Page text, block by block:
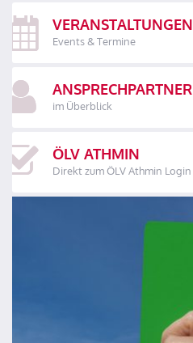
VERANSTALTUNGEN
Events & Termine
ANSPRECHPARTNER
im Überblick
ÖLV ATHMIN
Direkt zum ÖLV Athmin Login